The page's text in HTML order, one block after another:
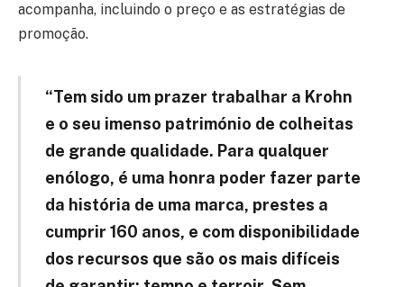
acompanha, incluindo o preço e as estratégias de
promoção.
“Tem sido um prazer trabalhar a Krohn
e o seu imenso património de colheitas
de grande qualidade. Para qualquer
enólogo, é uma honra poder fazer parte
da história de uma marca, prestes a
cumprir 160 anos, e com disponibilidade
dos recursos que são os mais difíceis